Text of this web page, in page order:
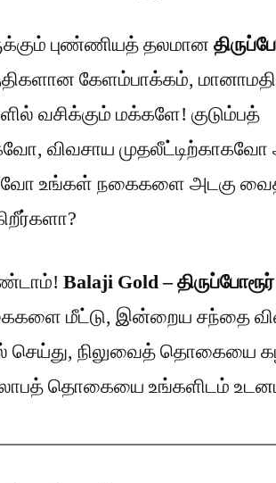
புண்ணியத் தலமான
கேளம்பாக்கம்,
வசிக்கும் மக்களே! குடும்பத்
விவசாய முதலீட்டிற்காகவோ
உங்கள் நகைகளை அடகு
Balaji Gold –
மீட்டு, இன்றைய சந்தை
செய்து, நிலுவைத் தொகையை
தொகையை உங்களிடம்